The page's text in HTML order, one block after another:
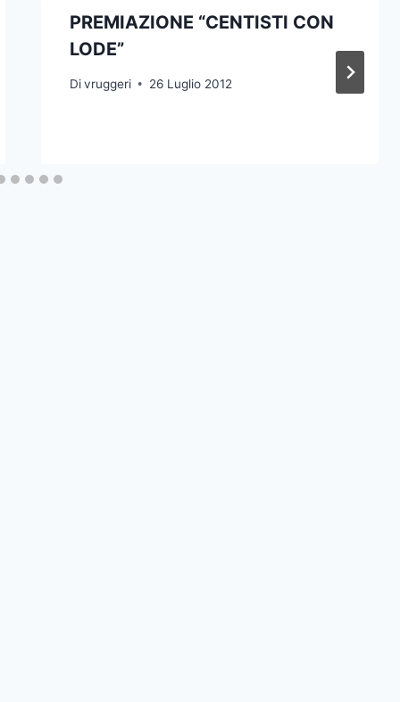
PREMIAZIONE “CENTISTI CON
LODE”
Di vruggeri 26 Luglio 2012